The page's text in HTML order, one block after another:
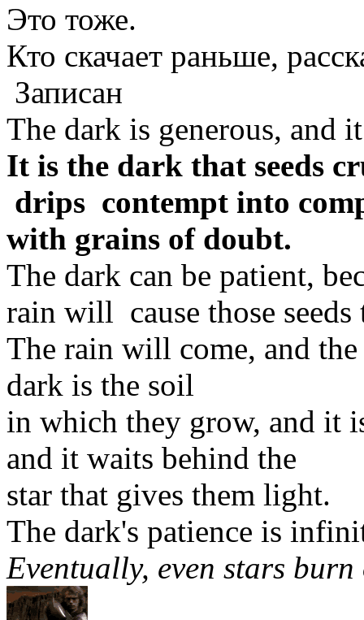
Это тоже.
Кто скачает раньше,
Записан
The dark is generous, and
It is the dark that seeds
drips contempt into
with grains of doubt.
The dark can be patient,
rain will cause those seeds
The rain will come, and
dark is the soil
in which they grow, and it
and it waits behind the
star that gives them light.
The dark's patience is
Eventually, even stars burn